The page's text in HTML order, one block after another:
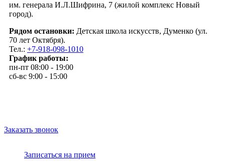
им. генерала И.Л.Шифрина, 7 (жилой комплекс Новый
город).
Рядом остановки: Детская школа искусств, Думенко (ул.
70 лет Октября).
Тел.: +7-918-098-1010
График работы:
пн-пт 08:00 - 19:00
сб-вс 9:00 - 15:00
Заказать звонок
Записаться на прием